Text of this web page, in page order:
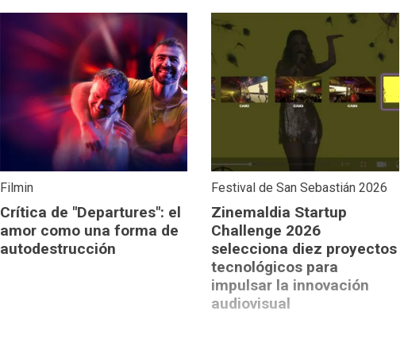
Filmin
Crítica de "Departures": el
amor como una forma de
autodestrucción
Festival de San Sebastián 2026
Zinemaldia Startup
Challenge 2026
selecciona diez proyectos
tecnológicos para
impulsar la innovación
audiovisual